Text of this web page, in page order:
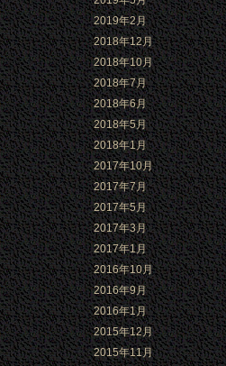
2019年2月
2018年12月
2018年10月
2018年7月
2018年6月
2018年5月
2018年1月
2017年10月
2017年7月
2017年5月
2017年3月
2017年1月
2016年10月
2016年9月
2016年1月
2015年12月
2015年11月